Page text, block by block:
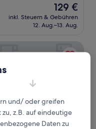
Der
Preis
beträgt
129 €
inkl. Steuern & Gebühren
12. Aug.–13. Aug.
und/ oder greifen
z.B. auf eindeutige
Daten zu